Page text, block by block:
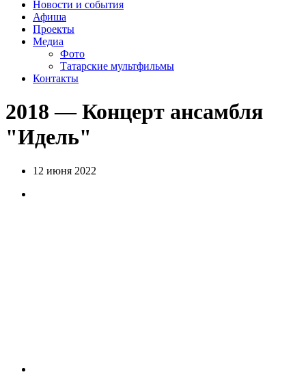
Новости и события
Афиша
Проекты
Медиа
Фото
Татарские мультфильмы
Контакты
2018 — Концерт ансамбля
"Идель"
12 июня 2022